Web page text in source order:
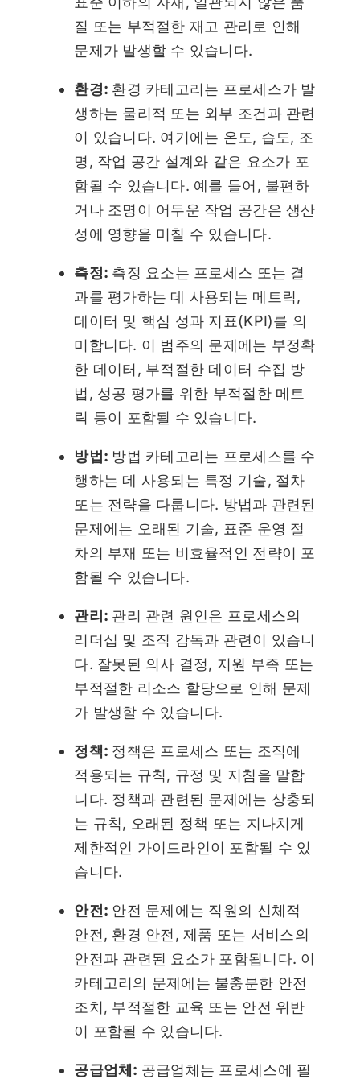
질 또는 부적절한 재고 관리로 인해
문제가 발생할 수 있습니다.
환경: 환경 카테고리는 프로세스가 발
생하는 물리적 또는 외부 조건과 관련
이 있습니다. 여기에는 온도, 습도, 조
명, 작업 공간 설계와 같은 요소가 포
함될 수 있습니다. 예를 들어, 불편하
거나 조명이 어두운 작업 공간은 생산
성에 영향을 미칠 수 있습니다.
측정: 측정 요소는 프로세스 또는 결
과를 평가하는 데 사용되는 메트릭,
데이터 및 핵심 성과 지표(KPI)를 의
미합니다. 이 범주의 문제에는 부정확
한 데이터, 부적절한 데이터 수집 방
법, 성공 평가를 위한 부적절한 메트
릭 등이 포함될 수 있습니다.
방법: 방법 카테고리는 프로세스를 수
행하는 데 사용되는 특정 기술, 절차
또는 전략을 다룹니다. 방법과 관련된
문제에는 오래된 기술, 표준 운영 절
차의 부재 또는 비효율적인 전략이 포
함될 수 있습니다.
관리: 관리 관련 원인은 프로세스의
리더십 및 조직 감독과 관련이 있습니
다. 잘못된 의사 결정, 지원 부족 또는
부적절한 리소스 할당으로 인해 문제
가 발생할 수 있습니다.
정책: 정책은 프로세스 또는 조직에
적용되는 규칙, 규정 및 지침을 말합
니다. 정책과 관련된 문제에는 상충되
는 규칙, 오래된 정책 또는 지나치게
제한적인 가이드라인이 포함될 수 있
습니다.
안전: 안전 문제에는 직원의 신체적
안전, 환경 안전, 제품 또는 서비스의
안전과 관련된 요소가 포함됩니다. 이
카테고리의 문제에는 불충분한 안전
조치, 부적절한 교육 또는 안전 위반
이 포함될 수 있습니다.
공급업체: 공급업체는 프로세스에 필